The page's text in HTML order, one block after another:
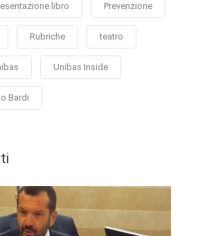
libro Prevenzione
Rubriche teatro
Unibas Inside
Bardi